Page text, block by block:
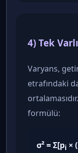
4) Tek
Varyans,
etrafındaki
formülü:
σ² = Σ[pi ×